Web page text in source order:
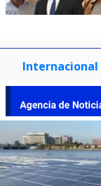
Internacional